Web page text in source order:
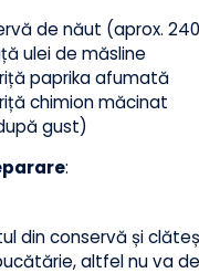
crocant cu
:
de năut (aprox.
ulei de măsline
paprika afumată